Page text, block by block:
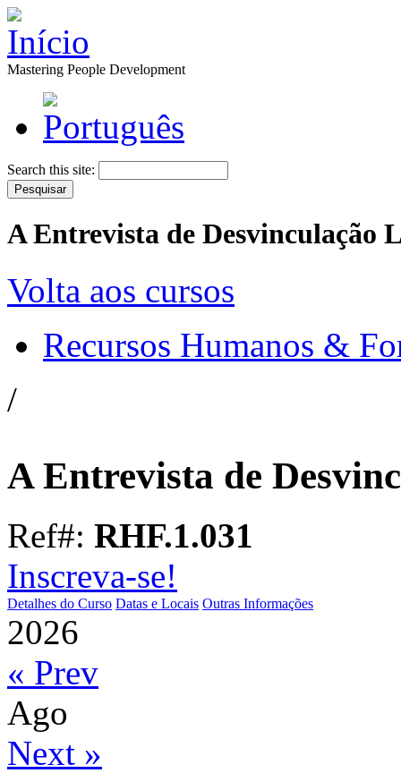
Mastering People Development
Search this site:
A Entrevista de Desvinculação
Volta aos cursos
Recursos Humanos &
/
A Entrevista de
Ref#: RHF.1.031
Inscreva-se!
Detalhes do Curso Datas e Locais Outras Informações
2026
« Prev
Ago
Next »